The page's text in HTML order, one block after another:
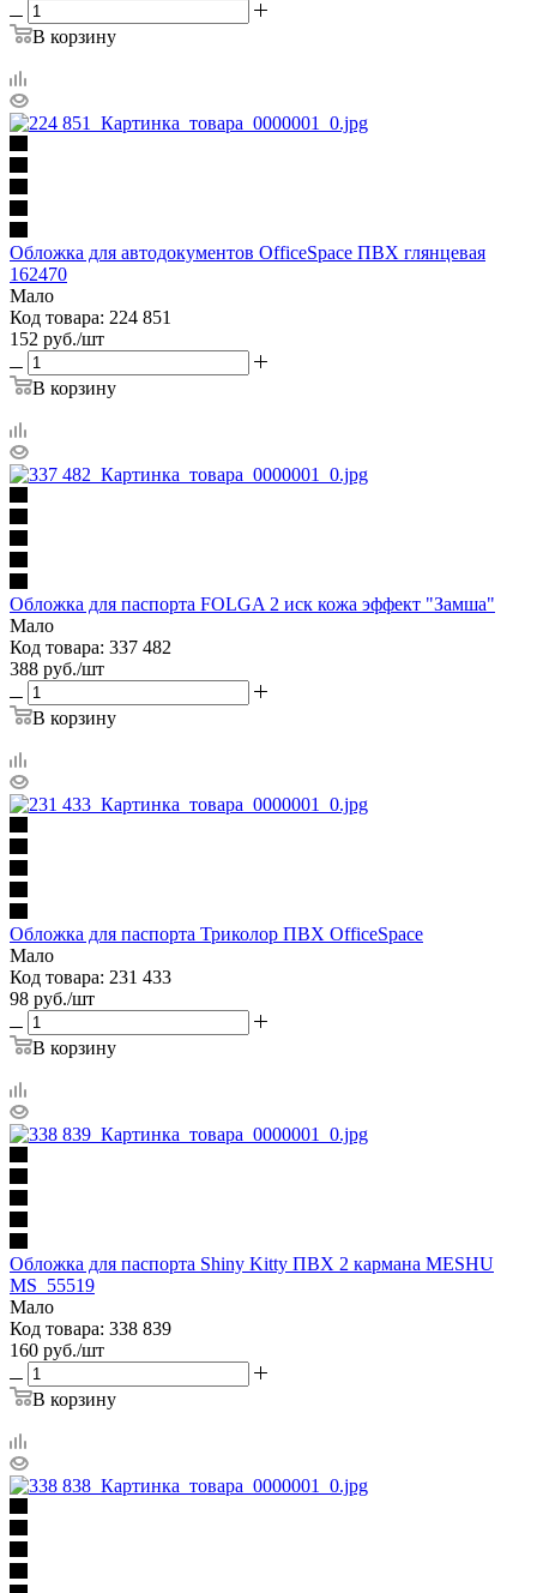
В корзину
Обложка для автодокументов OfficeSpace ПВХ глянцевая
162470
Мало
Код товара: 224 851
152 руб./шт
В корзину
Обложка для паспорта FOLGA 2 иск кожа эффект "Замша"
Мало
Код товара: 337 482
388 руб./шт
В корзину
Обложка для паспорта Триколор ПВХ OfficeSpace
Мало
Код товара: 231 433
98 руб./шт
В корзину
Обложка для паспорта Shiny Kitty ПВХ 2 кармана MESHU
MS_55519
Мало
Код товара: 338 839
160 руб./шт
В корзину